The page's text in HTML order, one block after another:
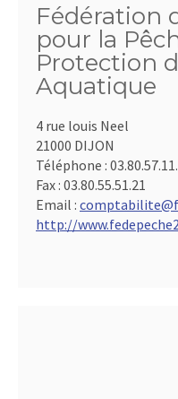
Fédération
pour la
Protection
Aquatique
4 rue louis Neel
21000 DIJON
Téléphone :
Fax : 03.80.55.51.21
Email :
http://